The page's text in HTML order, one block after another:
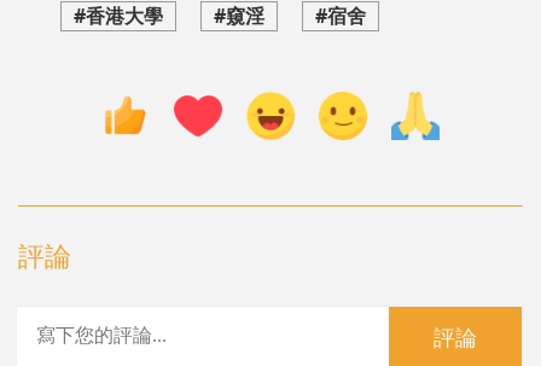
#香港大學
#窺淫 #宿舍
評論
評論